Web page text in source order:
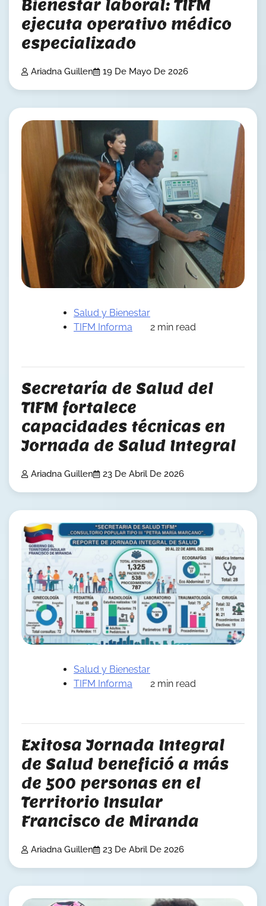
Bienestar laboral: TIFM
ejecuta operativo médico
especializado
Ariadna Guillen 19 De Mayo De 2026
Salud y Bienestar
TIFM Informa
2 min read
Secretaría de Salud del
TIFM fortalece
capacidades técnicas en
Jornada de Salud Integral
Ariadna Guillen 23 De Abril De 2026
Salud y Bienestar
TIFM Informa
2 min read
Exitosa Jornada Integral
de Salud benefició a más
de 500 personas en el
Territorio Insular
Francisco de Miranda
Ariadna Guillen 23 De Abril De 2026